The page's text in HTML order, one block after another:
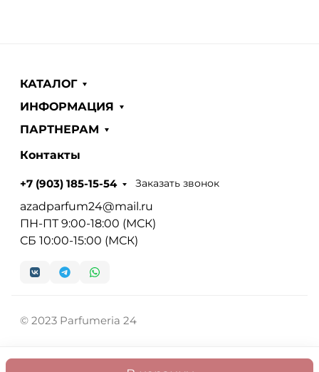
КАТАЛОГ
ИНФОРМАЦИЯ
ПАРТНЕРАМ
Контакты
+7 (903) 185-15-54 Заказать звонок
azadparfum24@mail.ru
ПН-ПТ 9:00-18:00 (МСК)
СБ 10:00-15:00 (МСК)
© 2023 Parfumeria 24